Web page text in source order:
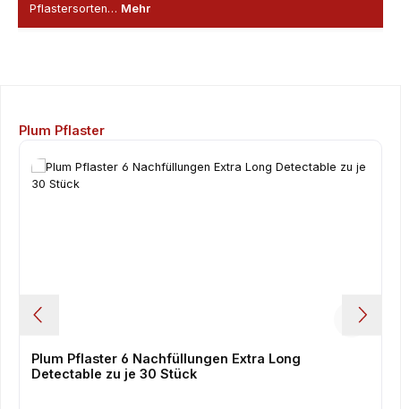
Pflastersorten… Mehr
Produktgalerie überspringen
Plum Pflaster
Plum Pflaster 6 Nachfüllungen Extra Long
Detectable zu je 30 Stück